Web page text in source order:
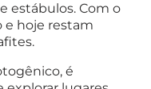
estábulos. Com o
e hoje restam
é